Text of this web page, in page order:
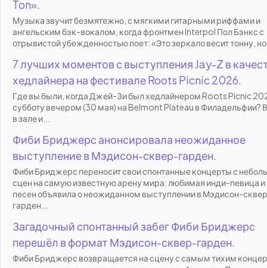
Ton».
Музыка звучит безмятежно, с мягкими гитарными риффами и
ангельским бэк-вокалом, когда фронтмен Interpol Пол Бэнкс с
отрывистой убежденностью поет: «Это зеркало весит тонну,
7 лучших моментов с выступления Jay-Z в
хедлайнера на фестивале Roots Picnic 2026.
Где вы были, когда Джей-Зи был хедлайнером Roots Picnic
субботу вечером (30 мая) на Belmont Plateau в Филадельфии?
в зале и...
Фиби Бриджерс анонсировала неожиданное
выступление в Мэдисон-сквер-гарден.
Фиби Бриджерс переносит свои спонтанные концерты с
сцен на самую известную арену мира: любимая инди-певица и
песен объявила о неожиданном выступлении в Мэдисон-
гарден...
Загадочный спонтанный забег Фиби Бриджерс
перешёл в формат Мэдисон-сквер-гарден.
Фиби Бриджерс возвращается на сцену с самым тихим